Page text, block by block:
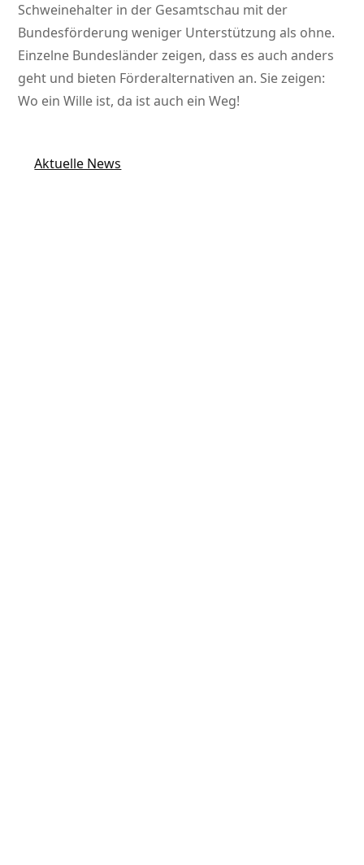
Schweinehalter in der Gesamtschau mit der
Bundesförderung weniger Unterstützung als ohne.
Einzelne Bundesländer zeigen, dass es auch anders
geht und bieten Förderalternativen an. Sie zeigen:
Wo ein Wille ist, da ist auch ein Weg!
Aktuelle News